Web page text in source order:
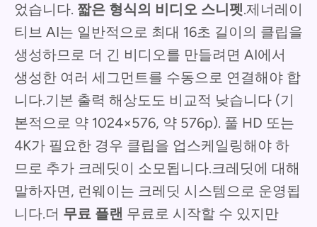
었습니다. 짧은 형식의 비디오 스니펫.제너레이
티브 AI는 일반적으로 최대 16초 길이의 클립을
생성하므로 더 긴 비디오를 만들려면 AI에서
생성한 여러 세그먼트를 수동으로 연결해야 합
니다.기본 출력 해상도도 비교적 낮습니다 (기
본적으로 약 1024×576, 약 576p). 풀 HD 또는
4K가 필요한 경우 클립을 업스케일링해야 하
므로 추가 크레딧이 소모됩니다.크레딧에 대해
말하자면, 런웨이는 크레딧 시스템으로 운영됩
니다.더 무료 플랜 무료로 시작할 수 있지만